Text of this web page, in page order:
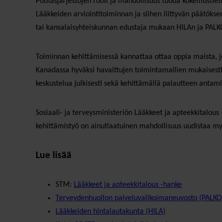
Lääkkeiden arviointitoiminnan ja siihen liittyvän
tai kansalaisyhteiskunnan edustaja mukaan HILAn ja
Toiminnan kehittämisessä kannattaa ottaa oppia
Kanadassa hyväksi havaittujen toimintamallien
keskustelua julkisesti sekä kehittämällä palautteen
Sosiaali- ja terveysministeriön Lääkkeet ja
kehittämistyö on ainutlaatuinen mahdollisuus uudistaa
Lue lisää
STM: Lääkkeet ja apteekkitalous -hanke
Terveydenhuollon palveluvalikoimaneuvosto
Lääkkeiden hintalautakunta (HILA)